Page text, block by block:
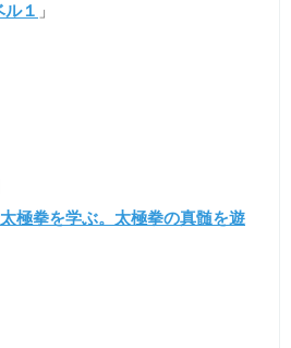
１ 」
極拳を学ぶ。太極拳の真髄を遊